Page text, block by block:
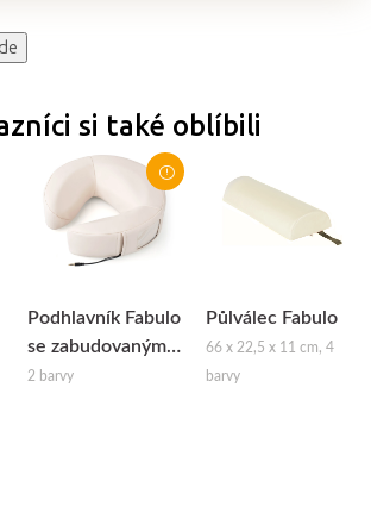
si také oblíbili
Podhlavník Fabulo
se zabudovaným
reproduktorem
2 barvy
Půlválec Fabulo
66 x 22,5 x 11 cm, 4
barvy